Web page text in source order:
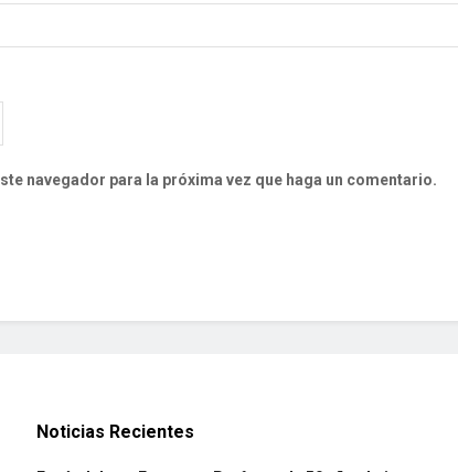
navegador para la próxima vez que haga un comentario.
Noticias Recientes